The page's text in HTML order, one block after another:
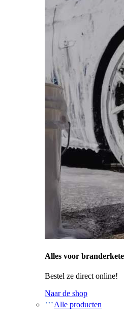
Alles voor
Bestel ze direct online!
Naar de shop
Alle producten